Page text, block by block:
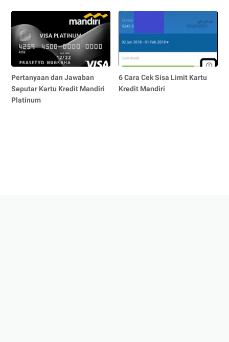
Pertanyaan dan Jawaban
Seputar Kartu Kredit Mandiri
Platinum
6 Cara Cek Sisa Limit Kartu
Kredit Mandiri